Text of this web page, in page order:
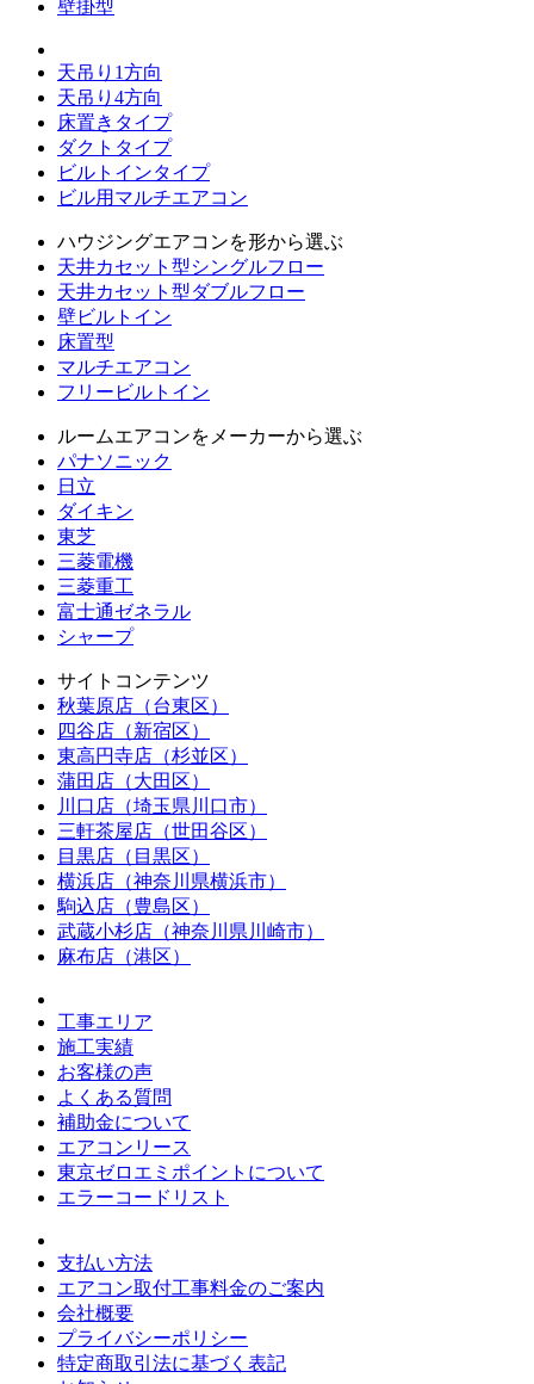
壁掛型
天吊り1方向
天吊り4方向
床置きタイプ
ダクトタイプ
ビルトインタイプ
ビル用マルチエアコン
ハウジングエアコンを形から選ぶ
天井カセット型シングルフロー
天井カセット型ダブルフロー
壁ビルトイン
床置型
マルチエアコン
フリービルトイン
ルームエアコンをメーカーから選ぶ
パナソニック
日立
ダイキン
東芝
三菱電機
三菱重工
富士通ゼネラル
シャープ
サイトコンテンツ
秋葉原店（台東区）
四谷店（新宿区）
東高円寺店（杉並区）
蒲田店（大田区）
川口店（埼玉県川口市）
三軒茶屋店（世田谷区）
目黒店（目黒区）
横浜店（神奈川県横浜市）
駒込店（豊島区）
武蔵小杉店（神奈川県川崎市）
麻布店（港区）
工事エリア
施工実績
お客様の声
よくある質問
補助金について
エアコンリース
東京ゼロエミポイントについて
エラーコードリスト
支払い方法
エアコン取付工事料金のご案内
会社概要
プライバシーポリシー
特定商取引法に基づく表記